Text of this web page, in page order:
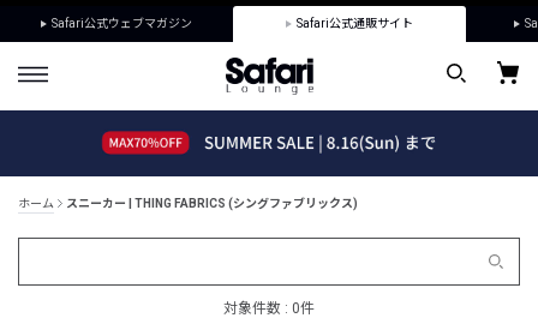
Safari公式ウェブマガジン Safari公式通販サイト
ホーム スニーカー | THING FABRICS (シングファブリックス)
対象件数 : 0件